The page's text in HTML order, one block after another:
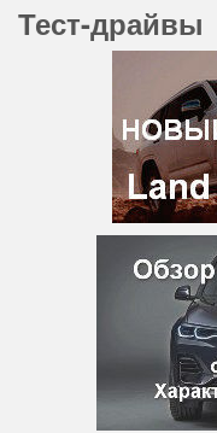
Тест-драйвы